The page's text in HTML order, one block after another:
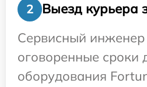
2
Выезд курьера
Сервисный инженер
оговоренные сроки
оборудования